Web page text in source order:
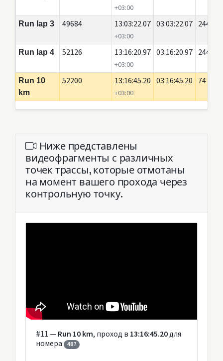
+03:00
Run lap 3 49684 13:03:22.07
+03:00
03:03:22.07 2442
Run lap 4 52126 13:16:20.97
+03:00
03:16:20.97 2442
Run 10
km
52200 13:16:45.20
+03:00
03:16:45.20 74
Ниже представлены
видеофрагменты с различных
точек трассы, которые отмотаны
на момент вашего прохода через
контрольную точку.
#11 —Run 10 km, проход в 13:16:45.20для
номера
487